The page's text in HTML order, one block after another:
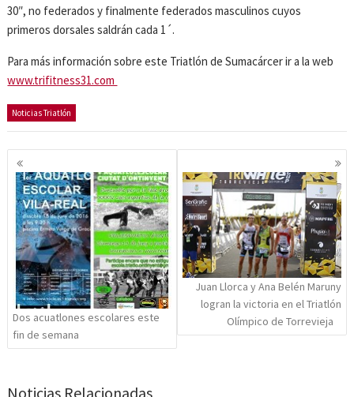
30″, no federados y finalmente federados masculinos cuyos
primeros dorsales saldrán cada 1´.
Para más información sobre este Triatlón de Sumacárcer ir a la web
www.trifitness31.com
Noticias Triatlón
Navegación
de
entradas
Dos acuatlones escolares este
fin de semana
Juan Llorca y Ana Belén Maruny
logran la victoria en el Triatlón
Olímpico de Torrevieja
Noticias Relacionadas